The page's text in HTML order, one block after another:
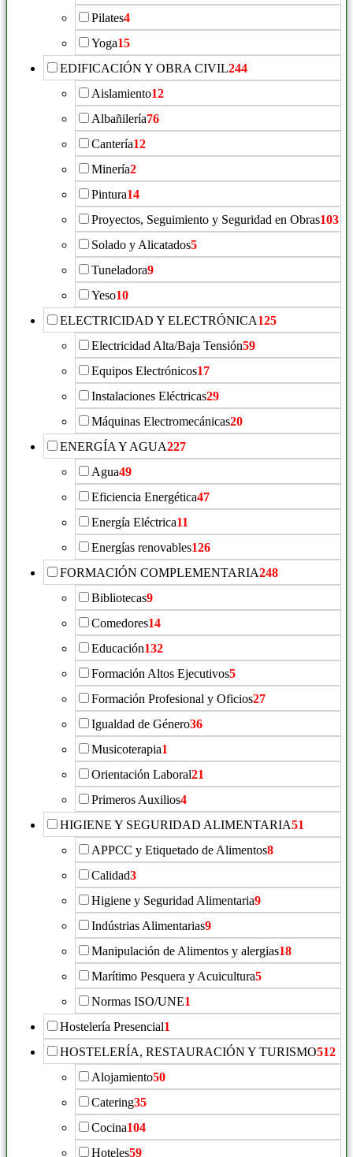
Pilates4
Yoga15
EDIFICACIÓN Y OBRA CIVIL244
Aislamiento12
Albañilería76
Cantería12
Minería2
Pintura14
Proyectos, Seguimiento y Seguridad en Obras103
Solado y Alicatados5
Tuneladora9
Yeso10
ELECTRICIDAD Y ELECTRÓNICA125
Electricidad Alta/Baja Tensión59
Equipos Electrónicos17
Instalaciones Eléctricas29
Máquinas Electromecánicas20
ENERGÍA Y AGUA227
Agua49
Eficiencia Energética47
Energía Eléctrica11
Energías renovables126
FORMACIÓN COMPLEMENTARIA248
Bibliotecas9
Comedores14
Educación132
Formación Altos Ejecutivos5
Formación Profesional y Oficios27
Igualdad de Género36
Musicoterapia1
Orientación Laboral21
Primeros Auxilios4
HIGIENE Y SEGURIDAD ALIMENTARIA51
APPCC y Etiquetado de Alimentos8
Calidad3
Higiene y Seguridad Alimentaria9
Indústrias Alimentarias9
Manipulación de Alimentos y alergias18
Marítimo Pesquera y Acuicultura5
Normas ISO/UNE1
Hostelería Presencial1
HOSTELERÍA, RESTAURACIÓN Y TURISMO512
Alojamiento50
Catering35
Cocina104
Hoteles59